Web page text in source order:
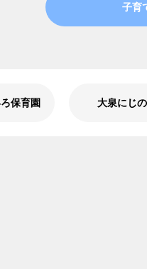
子育
保育園 大泉にじ